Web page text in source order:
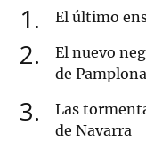
1 El último
2
El nuevo
de
3
Las
de Navarra